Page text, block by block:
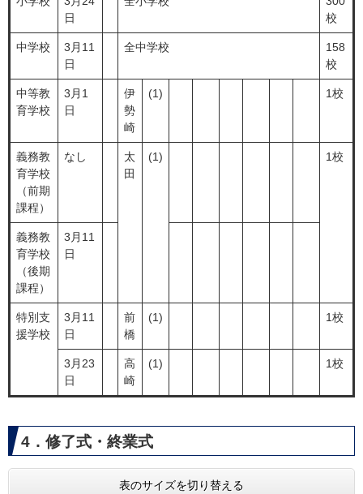
日
校
中学校
3月11
日
全中学校
158
校
中等教
育学校
3月1
日
伊
勢
崎
(1) 1校
義務教
育学校
（前期
課程）
なし
太
田
(1) 1校
義務教
育学校
（後期
課程）
3月11
日
特別支
援学校
3月11
日
前
橋
(1) 1校
3月23
日
高
崎
(1) 1校
4．修了式・終業式
表のサイズを切り替える